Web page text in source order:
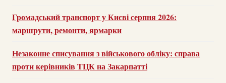
Громадський транспорт у Києві серпня 2026:
маршрути, ремонти, ярмарки
Незаконне списування з військового обліку: справа
проти керівників ТЦК на Закарпатті